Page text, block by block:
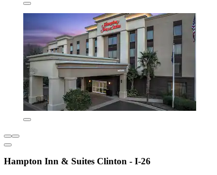
Hampton Inn & Suites Clinton - I-26